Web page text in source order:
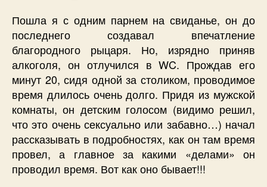
Пошла я с одним парнем на свиданье, он до
последнего создавал впечатление
благородного рыцаря. Но, изрядно приняв
алкоголя, он отлучился в WC. Прождав его
минут 20, сидя одной за столиком, проводимое
время длилось очень долго. Придя из мужской
комнаты, он детским голосом (видимо решил,
что это очень сексуально или забавно…) начал
рассказывать в подробностях, как он там время
провел, а главное за какими «делами» он
проводил время. Вот как оно бывает!!!